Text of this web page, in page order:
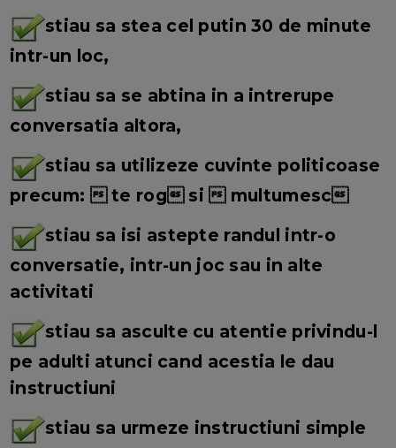
stiau sa stea cel putin 30 de minute
intr-un loc,
stiau sa se abtina in a intrerupe
conversatia altora,
stiau sa utilizeze cuvinte politicoase
precum:  te rog si  multumesc
stiau sa isi astepte randul intr-o
conversatie, intr-un joc sau in alte
activitati
stiau sa asculte cu atentie privindu-l
pe adulti atunci cand acestia le dau
instructiuni
stiau sa urmeze instructiuni simple